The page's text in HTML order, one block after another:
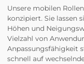
Unsere mobilen
konzipiert. Sie lassen
Höhen und
Vielzahl von
Anpassungsfähigkeit
schnell auf